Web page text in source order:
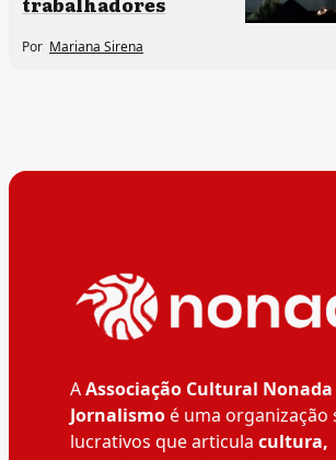
Por Mariana Sirena
AAssociação Cultural Nonada
Jornalismoé uma organização
lucrativos que articula cultura,